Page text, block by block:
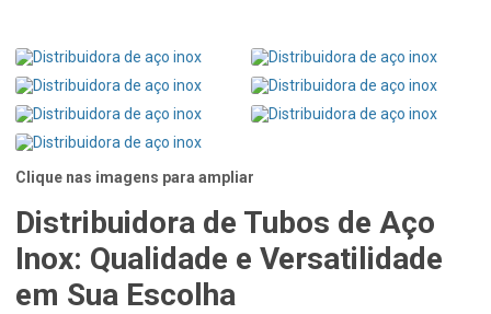
Clique nas imagens para ampliar
Distribuidora de Tubos de Aço
Inox: Qualidade e Versatilidade
em Sua Escolha